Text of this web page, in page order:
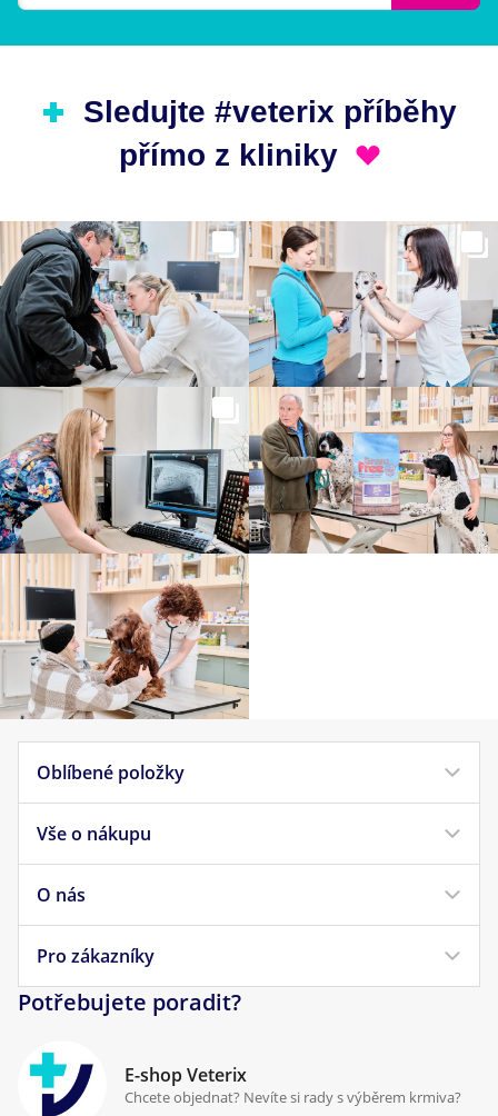
Sledujte #veterix příběhy
přímo z kliniky
Oblíbené položky
Krmivo pro psy
Krmivo pro kočky
Veterinární diety
Pamlsky pro psy
Vše o nákupu
Doprava a platba
Obchodní podmínky
Reklamace a vrácení
Cookies a podmínky používání
O nás
Náš příběh
Pro zákazníky
Klinika Prostějov
Potřebujete poradit?
E-shop Veterix
Chcete objednat? Nevíte si rady s výběrem krmiva?